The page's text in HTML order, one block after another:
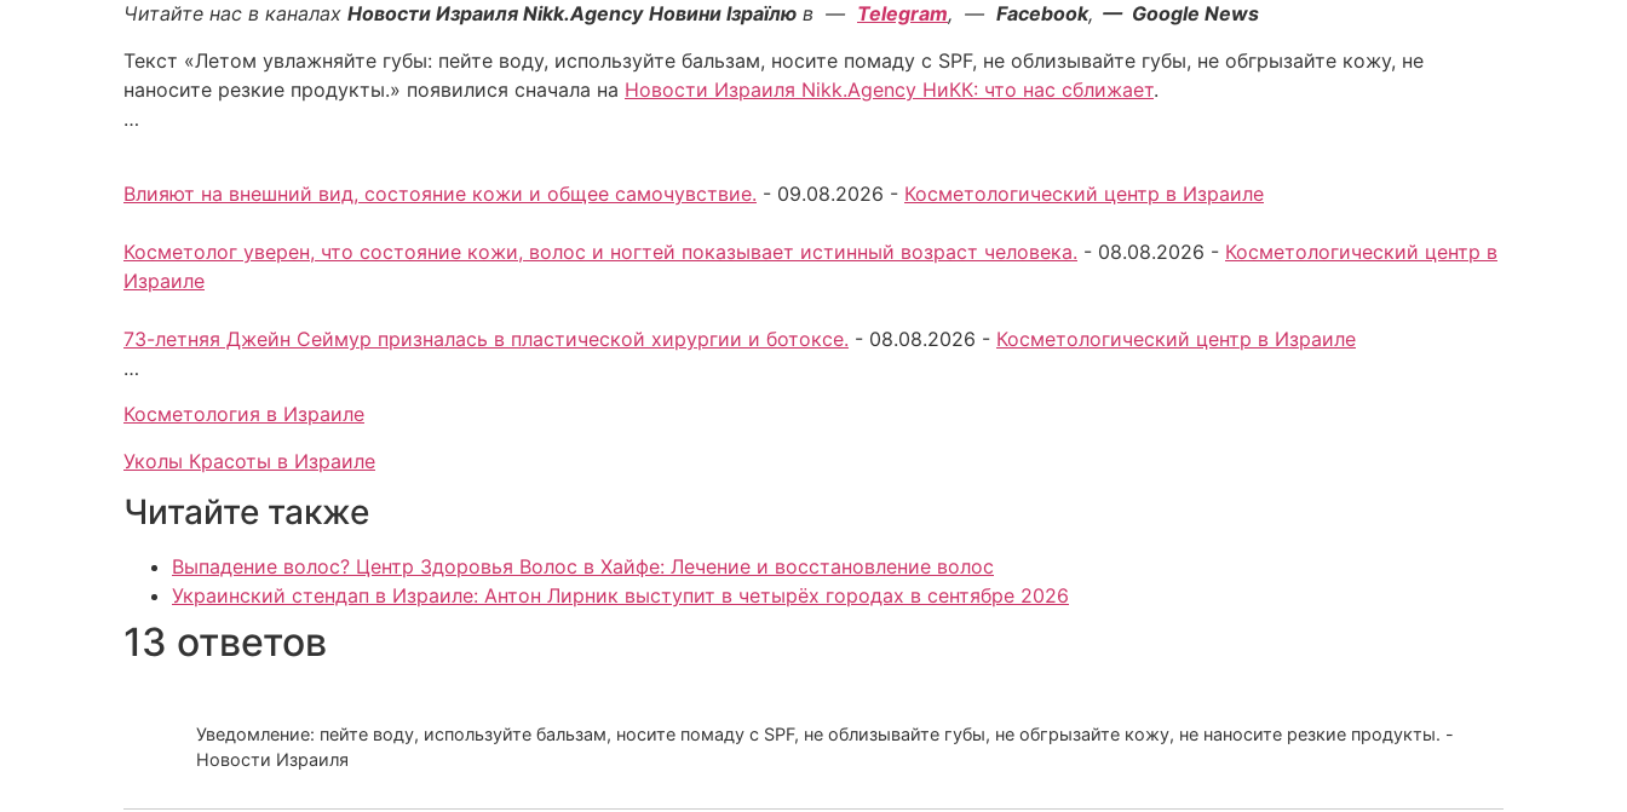
Читайте нас в каналах Новости Израиля Nikk.Agency Новини Ізраїлю в — Telegram, — Facebook, — Google News
Текст «Летом увлажняйте губы: пейте воду, используйте бальзам, носите помаду с SPF, не облизывайте губы, не обгрызайте кожу, не
наносите резкие продукты.» появилися сначала на Новости Израиля Nikk.Agency НиКК: что нас сближает.
…
Влияют на внешний вид, состояние кожи и общее самочувствие. - 09.08.2026 - Косметологический центр в Израиле
Косметолог уверен, что состояние кожи, волос и ногтей показывает истинный возраст человека. - 08.08.2026 - Косметологический центр в
Израиле
73-летняя Джейн Сеймур призналась в пластической хирургии и ботоксе. - 08.08.2026 - Косметологический центр в Израиле
…
Косметология в Израиле
Уколы Красоты в Израиле
Читайте также
Выпадение волос? Центр Здоровья Волос в Хайфе: Лечение и восстановление волос
Украинский стендап в Израиле: Антон Лирник выступит в четырёх городах в сентябре 2026
13 ответов
Уведомление: пейте воду, используйте бальзам, носите помаду с SPF, не облизывайте губы, не обгрызайте кожу, не наносите резкие продукты. -
Новости Израиля